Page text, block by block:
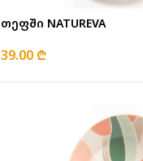
თეფში NATUREVA
39.00 ₾